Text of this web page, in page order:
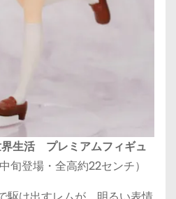
界生活 プレミアムフィギュ
中旬登場・全高約22センチ）